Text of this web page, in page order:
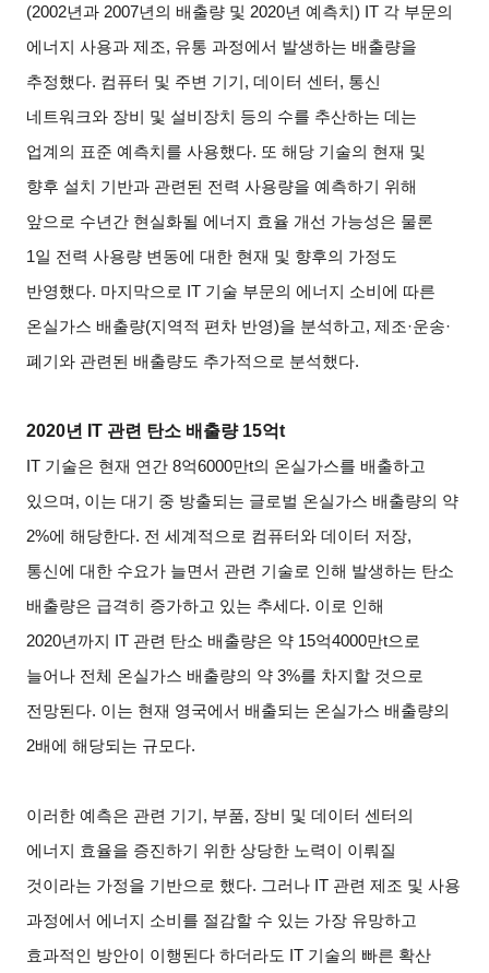
(2002년과 2007년의 배출량 및 2020년 예측치) IT 각 부문의
에너지 사용과 제조, 유통 과정에서 발생하는 배출량을
추정했다. 컴퓨터 및 주변 기기, 데이터 센터, 통신
네트워크와 장비 및 설비장치 등의 수를 추산하는 데는
업계의 표준 예측치를 사용했다. 또 해당 기술의 현재 및
향후 설치 기반과 관련된 전력 사용량을 예측하기 위해
앞으로 수년간 현실화될 에너지 효율 개선 가능성은 물론
1일 전력 사용량 변동에 대한 현재 및 향후의 가정도
반영했다. 마지막으로 IT 기술 부문의 에너지 소비에 따른
온실가스 배출량(지역적 편차 반영)을 분석하고, 제조·운송·
폐기와 관련된 배출량도 추가적으로 분석했다.
2020년 IT 관련 탄소 배출량 15억t
IT 기술은 현재 연간 8억6000만t의 온실가스를 배출하고
있으며, 이는 대기 중 방출되는 글로벌 온실가스 배출량의 약
2%에 해당한다. 전 세계적으로 컴퓨터와 데이터 저장,
통신에 대한 수요가 늘면서 관련 기술로 인해 발생하는 탄소
배출량은 급격히 증가하고 있는 추세다. 이로 인해
2020년까지 IT 관련 탄소 배출량은 약 15억4000만t으로
늘어나 전체 온실가스 배출량의 약 3%를 차지할 것으로
전망된다. 이는 현재 영국에서 배출되는 온실가스 배출량의
2배에 해당되는 규모다.
이러한 예측은 관련 기기, 부품, 장비 및 데이터 센터의
에너지 효율을 증진하기 위한 상당한 노력이 이뤄질
것이라는 가정을 기반으로 했다. 그러나 IT 관련 제조 및 사용
과정에서 에너지 소비를 절감할 수 있는 가장 유망하고
효과적인 방안이 이행된다 하더라도 IT 기술의 빠른 확산